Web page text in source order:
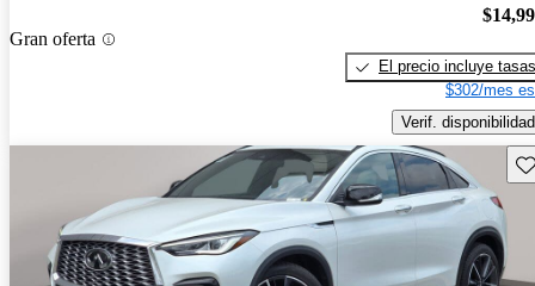
Gran oferta
El precio incluye tasas
$302/mes
Verif. disponibilidad